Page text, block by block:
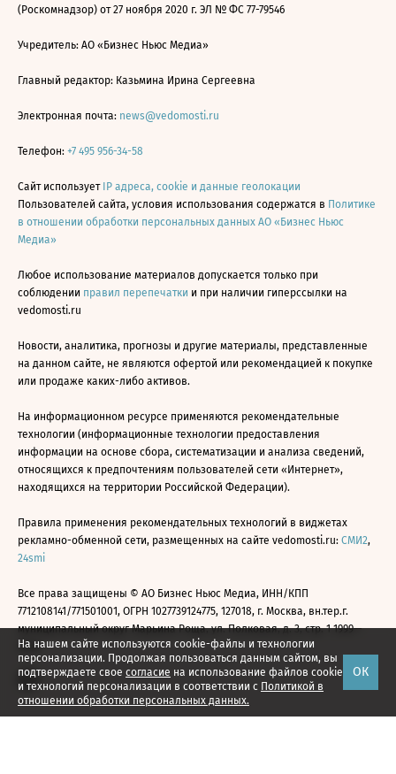
На нашем сайте используются cookie-файлы и технологии
персонализации. Продолжая пользоваться данным сайтом, вы
подтверждаете свое согласие на использование файлов cookie
и технологий персонализации в соответствии с Политикой в
отношении обработки персональных данных.
ОК
(Роскомнадзор) от 27 ноября 2020 г. ЭЛ № ФС 77-79546
Учредитель: АО «Бизнес Ньюс Медиа»
Главный редактор: Казьмина Ирина Сергеевна
Электронная почта: news@vedomosti.ru
Телефон: +7 495 956-34-58
Сайт использует IP адреса, cookie и данные геолокации
Пользователей сайта, условия использования содержатся в Политике
в отношении обработки персональных данных АО «Бизнес Ньюс
Медиа»
Любое использование материалов допускается только при
соблюдении правил перепечатки и при наличии гиперссылки на
vedomosti.ru
Новости, аналитика, прогнозы и другие материалы, представленные
на данном сайте, не являются офертой или рекомендацией к покупке
или продаже каких-либо активов.
На информационном ресурсе применяются рекомендательные
технологии (информационные технологии предоставления
информации на основе сбора, систематизации и анализа сведений,
относящихся к предпочтениям пользователей сети «Интернет»,
находящихся на территории Российской Федерации).
Правила применения рекомендательных технологий в виджетах
рекламно-обменной сети, размещенных на сайте vedomosti.ru: СМИ2,
24smi
Все права защищены © АО Бизнес Ньюс Медиа, ИНН/КПП
7712108141/771501001, ОГРН 1027739124775, 127018, г. Москва, вн.тер.г.
муниципальный округ Марьина Роща, ул. Полковая, д. 3, стр. 1 1999—
2026